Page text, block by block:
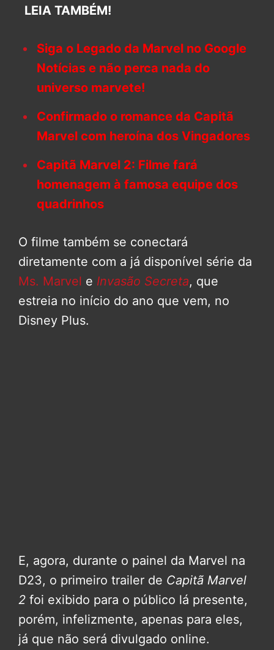
LEIA TAMBÉM!
Siga o Legado da Marvel no Google
Notícias e não perca nada do
universo marvete!
Confirmado o romance da Capitã
Marvel com heroína dos Vingadores
Capitã Marvel 2: Filme fará
homenagem à famosa equipe dos
quadrinhos
O filme também se conectará
diretamente com a já disponível série da
Ms. Marvel e Invasão Secreta, que
estreia no início do ano que vem, no
Disney Plus.
E, agora, durante o painel da Marvel na
D23, o primeiro trailer de Capitã Marvel
2 foi exibido para o público lá presente,
porém, infelizmente, apenas para eles,
já que não será divulgado online.